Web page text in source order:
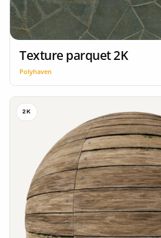
Texture parquet 2K
Polyhaven
2K